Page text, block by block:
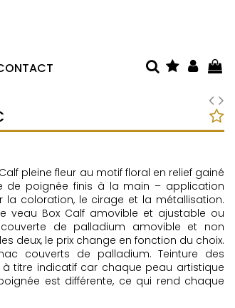
pleine fleur au motif floral en relief gainé
de poignée finis à la main – application
la coloration, le cirage et la métallisation.
veau Box Calf amovible et ajustable ou
de palladium amovible et non
deux, le prix change en fonction du choix.
couverts de palladium. Teinture des
à titre indicatif car chaque peau artistique
est différente, ce qui rend chaque